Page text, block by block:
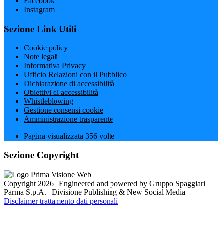
Instagram
Sezione Link Utili
Cookie policy
Note legali
Informativa Privacy
Ufficio Relazioni con il Pubblico
Dichiarazione di accessibilità
Obiettivi di accessibilità
Whistleblowing
Gestione consensi cookie
Amministrazione trasparente
Pagina visualizzata 356 volte
Sezione Copyright
Copyright 2026 | Engineered and powered by Gruppo Spaggiari
Parma S.p.A. | Divisione Publishing & New Social Media
Disclaimer trattamento dati personali